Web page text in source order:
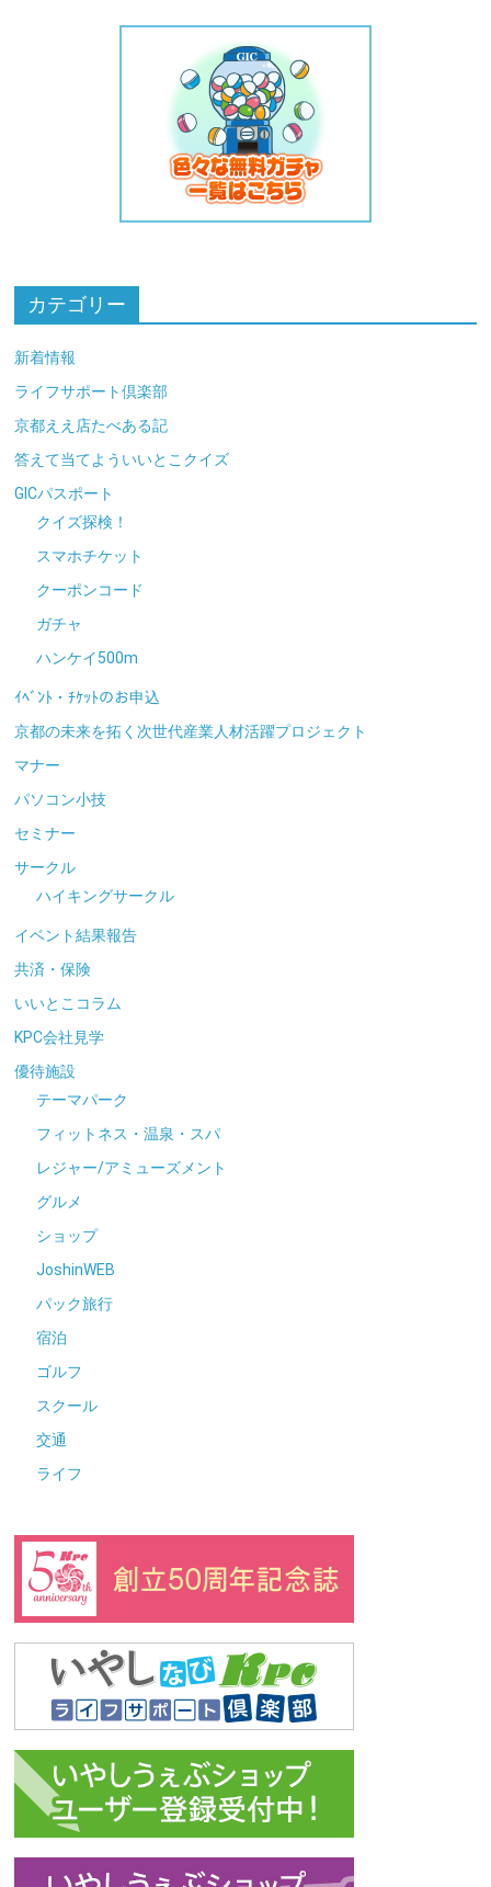
カテゴリー
新着情報
ライフサポート倶楽部
京都ええ店たべある記
答えて当てよういいとこクイズ
GICパスポート
クイズ探検！
スマホチケット
クーポンコード
ガチャ
ハンケイ500m
ｲﾍﾞﾝﾄ・ﾁｹｯﾄのお申込
京都の未来を拓く次世代産業人材活躍プロジェクト
マナー
パソコン小技
セミナー
サークル
ハイキングサークル
イベント結果報告
共済・保険
いいとこコラム
KPC会社見学
優待施設
テーマパーク
フィットネス・温泉・スパ
レジャー/アミューズメント
グルメ
ショップ
JoshinWEB
パック旅行
宿泊
ゴルフ
スクール
交通
ライフ